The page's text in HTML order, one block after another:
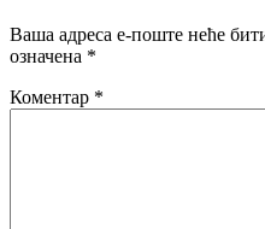
Ваша адреса е-поште неће
означена *
Коментар *